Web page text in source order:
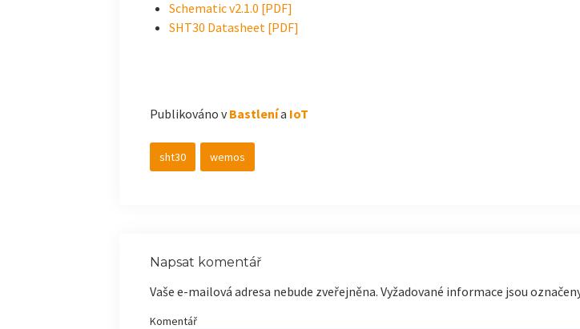
Schematic v2.1.0 [PDF]
SHT30 Datasheet [PDF]
Publikováno v Bastlenía IoT
sht30 wemos
Napsat komentář
Vaše e-mailová adresa nebude zveřejněna. Vyžadované informace jsou
Komentář